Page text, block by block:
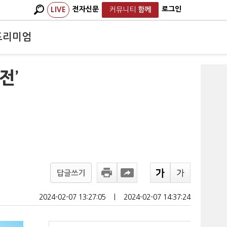
LIVE 전자신문 커뮤니티 함께 로그인
리미엄
’
답글쓰기
2024-02-07 13:27:05 2024-02-07 14:37:24